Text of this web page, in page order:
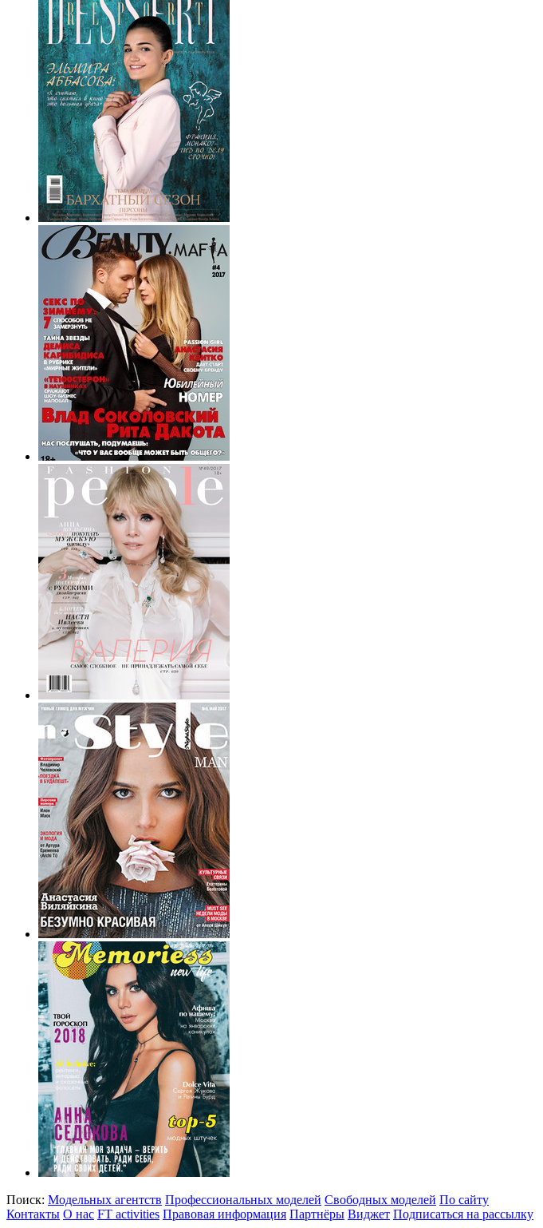
Поиск: Модельных агентств Профессиональных моделей Свободных моделей По сайту
Контакты О нас FT activities Правовая информация Партнёры Виджет Подписаться на рассылку